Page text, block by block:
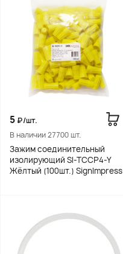
5 ₽/шт.
В наличии 27700 шт.
Зажим соединительный
изолирующий SI-TCCP4-Y
Жёлтый (100шт.) SignImpress